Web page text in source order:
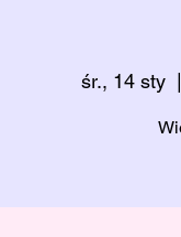
śr., 14 sty
  |